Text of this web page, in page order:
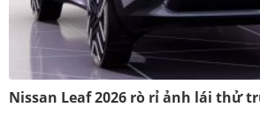
Nissan Leaf 2026 rò rỉ ảnh lái thử